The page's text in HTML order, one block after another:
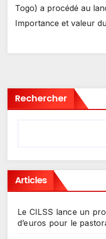
Togo) a procédé au
Importance et valeur
Rechercher
Articles
Le CILSS lance un
d’euros pour le